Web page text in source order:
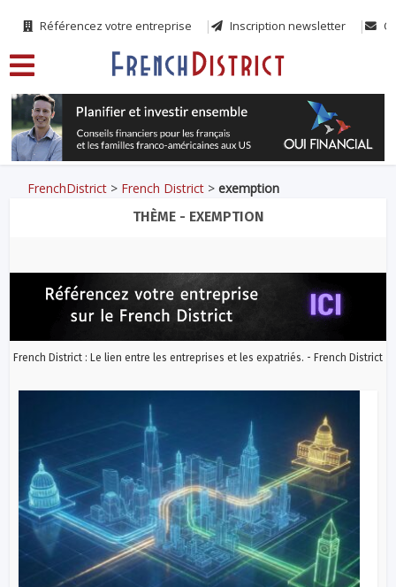
Référencez votre entreprise Inscription newsletter
FrenchDistrict > French District >exemption
THÈME - EXEMPTION
French District : Le lien entre les entreprises et les expatriés. - French District